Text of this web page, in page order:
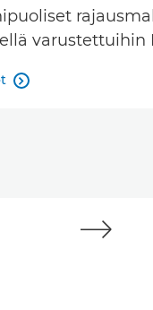
varustettuihin
